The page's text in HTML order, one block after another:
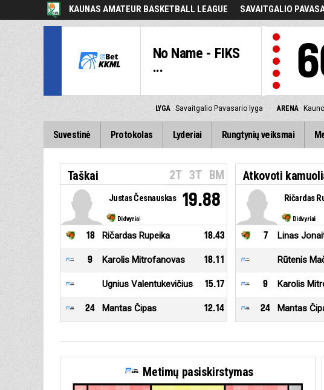
KAUNAS AMATEUR BASKETBALL LEAGUE SAVAITGALIO
No Name - FIKS
...
LYGA Savaitgalio Pavasario lyga ARENA
Suvestinė Protokolas Lyderiai Rungtynių veiksmai
Taškai 2T 3T BM
Didvyriai
Justas Česnauskas 19.88
18 Ričardas Rupeika 18.43
9 Karolis Mitrofanovas 18.11
Ugnius Valentukevičius 15.17
24 Mantas Čipas 12.14
Atkovoti
Didvyriai
Ričardas
7 Linas
Rūtenis
9 Karolis
24 Mantas
Metimų pasiskirstymas